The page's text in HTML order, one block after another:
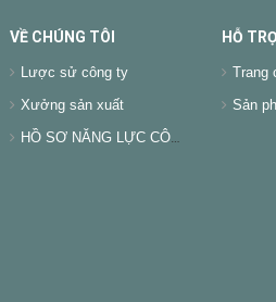
VỀ CHÚNG TÔI
Lược sử công ty
Xưởng sản xuất
HỒ SƠ NĂNG LỰC CÔNG TY
HỖ
Trang
Sản